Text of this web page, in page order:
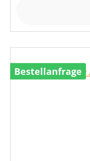
Bestellanfrage